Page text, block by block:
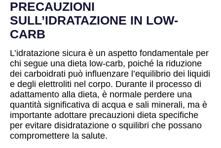
PRECAUZIONI
SULL’IDRATAZIONE IN LOW-
CARB
L’idratazione sicura è un aspetto fondamentale per
chi segue una dieta low-carb, poiché la riduzione
dei carboidrati può influenzare l’equilibrio dei liquidi
e degli elettroliti nel corpo. Durante il processo di
adattamento alla dieta, è normale perdere una
quantità significativa di acqua e sali minerali, ma è
importante adottare precauzioni dieta specifiche
per evitare disidratazione o squilibri che possano
compromettere la salute.